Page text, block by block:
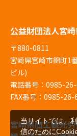
公益財団法人宮
〒880-0811
宮崎県宮崎市錦町1
ビル)
電話番号：0985-
FAX番号：0985-26-
宮崎県商工観光
当サイトでは、
信のために